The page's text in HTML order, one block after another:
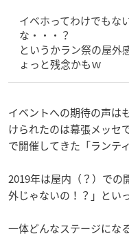
イベホってわけでもな
な・・・？
というかラン祭の屋外
ょっと残念かもｗ
イベントへの期待の声は
けられたのは幕張メッセ
で開催してきた「ランテ
2019年は屋内（？）での
外じゃないの！？」とい
一体どんなステージにな